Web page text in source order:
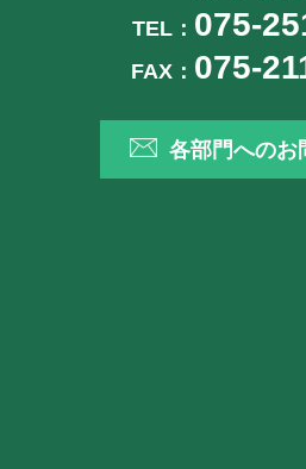
TEL： 075-
FAX： 075-
各部門へのお